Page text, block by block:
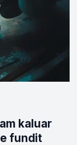
kaluar
fundit